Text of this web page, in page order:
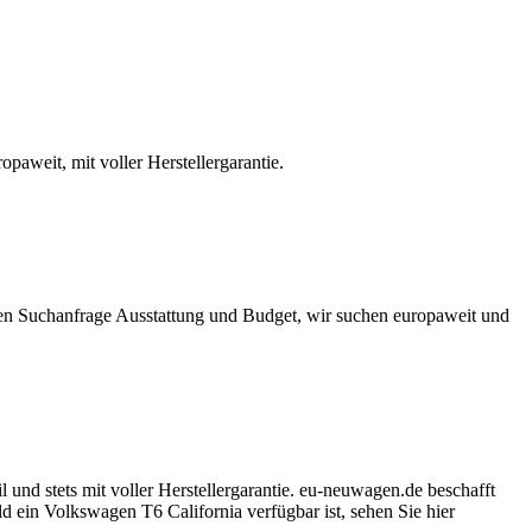
mit voller Herstellergarantie.
Suchanfrage Ausstattung und Budget, wir suchen europaweit und
stets mit voller Herstellergarantie. eu-neuwagen.de beschafft
ein Volkswagen T6 California verfügbar ist, sehen Sie hier